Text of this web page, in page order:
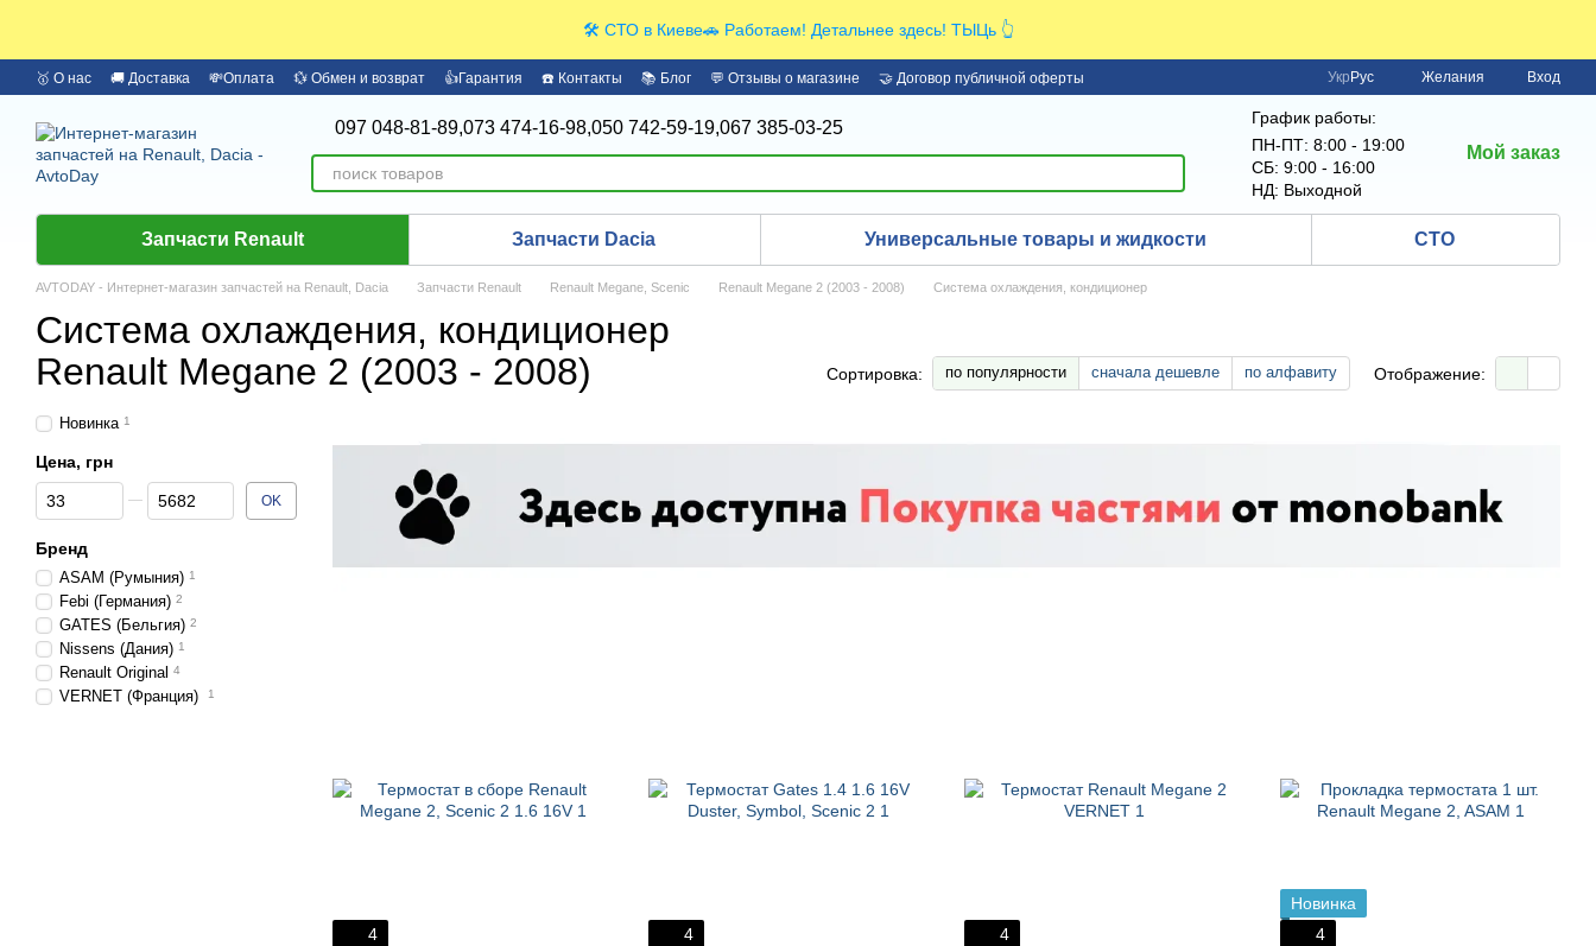
🛠️ СТО в Киеве🚗 Работаем! Детальнее здесь! ТЫЦь 👆
🥇 О нас 🚚 Доставка 💸Оплата 💱 Обмен и возврат 👍Гарантия ☎️ Контакты 📚 Блог 💬 Отзывы о магазине
🤝 Договор публичной оферты
Укр Рус Желания Вход
097 048-81-89,073 474-16-98,050 742-59-19,067 385-03-25
График работы:
ПН-ПТ: 8:00 - 19:00
СБ: 9:00 - 16:00
НД: Выходной
Мой заказ
Запчасти Renault Запчасти Dacia Универсальные товары и жидкости СТО
AVTODAY - Интернет-магазин запчастей на Renault, Dacia Запчасти Renault Renault Megane, Scenic Renault Megane 2 (2003 - 2008) Система охлаждения, кондиционер
Система охлаждения, кондиционер
Renault Megane 2 (2003 - 2008)
Сортировка: по популярности сначала дешевле по алфавиту Отображение:
4 4 4
Новинка
4
Новинка 1
Цена, грн
От Цена, грн
До Цена, грн OK
Бренд
ASAM (Румыния) 1
Febi (Германия) 2
GATES (Бельгия) 2
Nissens (Дания) 1
Renault Original 4
VERNET (Франция) 1